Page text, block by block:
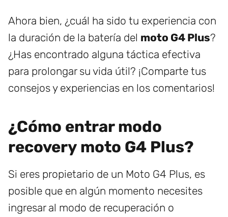
Ahora bien, ¿cuál ha sido tu experiencia con
la duración de la batería del moto G4 Plus?
¿Has encontrado alguna táctica efectiva
para prolongar su vida útil? ¡Comparte tus
consejos y experiencias en los comentarios!
¿Cómo entrar modo
recovery moto G4 Plus?
Si eres propietario de un Moto G4 Plus, es
posible que en algún momento necesites
ingresar al modo de recuperación o